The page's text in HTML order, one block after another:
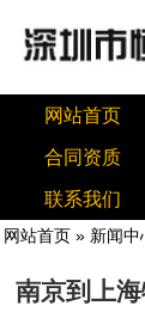
网站首页
合同资质
联系我们
网站首页 » 新闻中
南京到上